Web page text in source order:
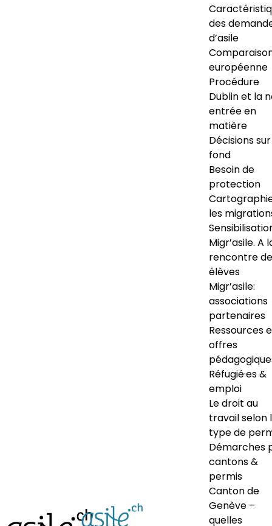
des
d’asile
européenne
Procédure
Dublin et la
entrée en
matière
Décisions
fond
Besoin de
protection
les
Migr’asile. A
rencontre
élèves
Migr’asile:
associations
partenaires
Ressources
offres
Réfugié·es &
emploi
Le droit au
travail selon
type de
Démarches
cantons &
permis
Canton de
Genève –
quelles